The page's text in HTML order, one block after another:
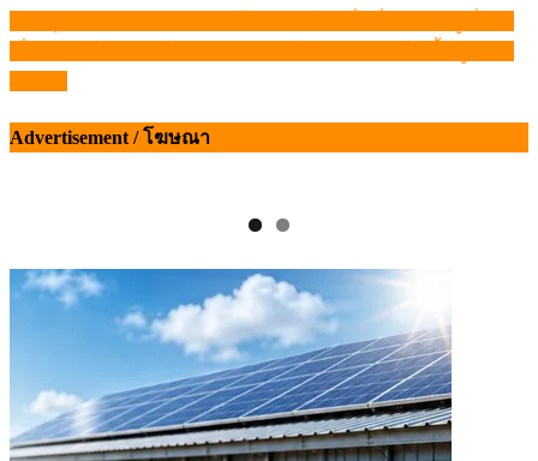
แนะแนว
เรื่อง
Advertisement / โฆษณา